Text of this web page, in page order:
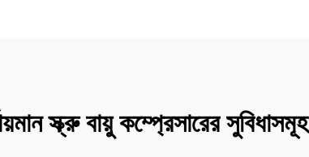
স্ক্রু বায়ু কম্প্রেসারের সুবিধাসমূহ